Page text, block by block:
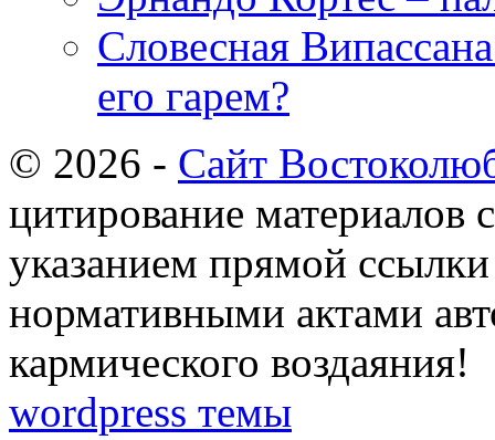
Словесная
его гарем?
© 2026 - Сайт
цитирование материалов
указанием прямой
нормативными актами
кармического воздаяния!
wordpress темы